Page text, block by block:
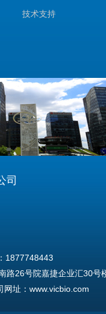
技术支持
司
1877748443
路26号院嘉捷企业汇30号
网址：www.vicbio.com